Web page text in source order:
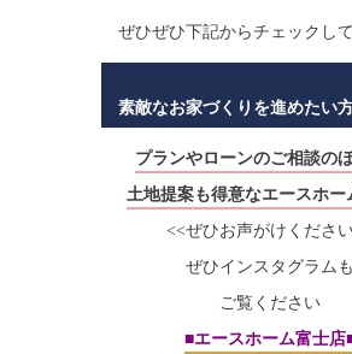
ぜひぜひ下記からチェックし
素敵なお家づくりを進めたい
プランやローンのご相談の
土地提案も得意なエースホー
<<ぜひお声がけくださ
ぜひインスタグラムも
ご覧ください
■エースホーム富士店